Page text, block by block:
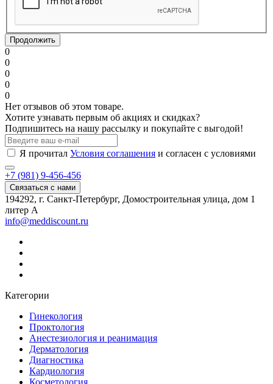
Продолжить
0
0
0
0
0
Нет отзывов об этом товаре.
Хотите узнавать первым об акциях и скидках?
Подпишитесь на нашу рассылку и покупайте с выгодой!
Я прочитал Условия соглашения и согласен с условиями
+7 (981) 9-456-456
Связаться с нами
194292, г. Санкт-Петербург, Домостроительная улица, дом 1
литер А
info@meddiscount.ru
Категории
Гинекология
Проктология
Анестезиология и реанимация
Дерматология
Диагностика
Кардиология